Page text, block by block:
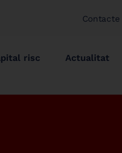
Contacte
risc Actualitat